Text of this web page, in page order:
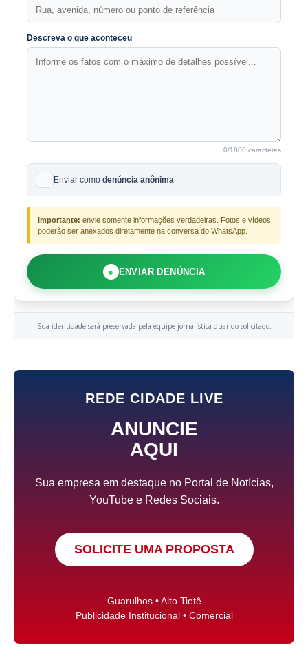
Descreva o que aconteceu
0/1800 caracteres
Enviar como denúncia anônima
Importante: envie somente informações verdadeiras. Fotos e vídeos
poderão ser anexados diretamente na conversa do WhatsApp.
● ENVIAR DENÚNCIA
Sua identidade será preservada pela equipe jornalística quando solicitado.
REDE CIDADE LIVE
ANUNCIE
AQUI
Sua empresa em destaque no Portal de Notícias,
YouTube e Redes Sociais.
SOLICITE UMA PROPOSTA
Guarulhos • Alto Tietê
Publicidade Institucional • Comercial